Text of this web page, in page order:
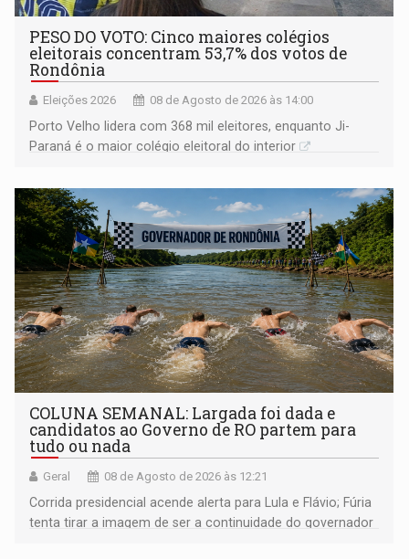
PESO DO VOTO: Cinco maiores colégios
eleitorais concentram 53,7% dos votos de
Rondônia
Eleições 2026 08 de Agosto de 2026 às 14:00
Porto Velho lidera com 368 mil eleitores, enquanto Ji-
Paraná é o maior colégio eleitoral do interior
COLUNA SEMANAL: Largada foi dada e
candidatos ao Governo de RO partem para
tudo ou nada
Geral 08 de Agosto de 2026 às 12:21
Corrida presidencial acende alerta para Lula e Flávio; Fúria
tenta tirar a imagem de ser a continuidade do governador